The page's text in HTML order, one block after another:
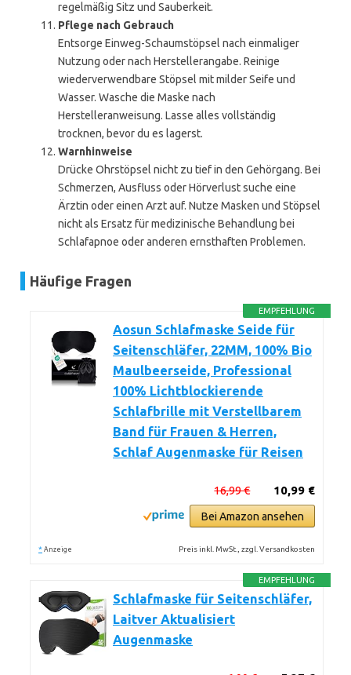
regelmäßig Sitz und Sauberkeit.
Pflege nach Gebrauch
Entsorge Einweg-Schaumstöpsel nach einmaliger
Nutzung oder nach Herstellerangabe. Reinige
wiederverwendbare Stöpsel mit milder Seife und
Wasser. Wasche die Maske nach
Herstelleranweisung. Lasse alles vollständig
trocknen, bevor du es lagerst.
Warnhinweise
Drücke Ohrstöpsel nicht zu tief in den Gehörgang. Bei
Schmerzen, Ausfluss oder Hörverlust suche eine
Ärztin oder einen Arzt auf. Nutze Masken und Stöpsel
nicht als Ersatz für medizinische Behandlung bei
Schlafapnoe oder anderen ernsthaften Problemen.
Häufige Fragen
EMPFEHLUNG
Aosun Schlafmaske Seide für
Seitenschläfer, 22MM, 100% Bio
Maulbeerseide, Professional
100% Lichtblockierende
Schlafbrille mit Verstellbarem
Band für Frauen & Herren,
Schlaf Augenmaske für Reisen
10,99 €
16,99 €
Bei Amazon ansehen
* Anzeige Preis inkl. MwSt., zzgl. Versandkosten
EMPFEHLUNG
Schlafmaske für Seitenschläfer,
Laitver Aktualisiert
Augenmaske